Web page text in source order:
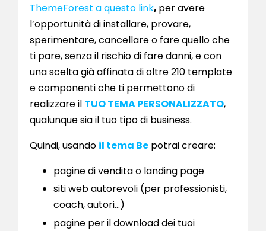
ThemeForest a questo link, per avere
l’opportunità di installare, provare,
sperimentare, cancellare o fare quello che
ti pare, senza il rischio di fare danni, e con
una scelta già affinata di oltre 210 template
e componenti che ti permettono di
realizzare il TUO TEMA PERSONALIZZATO,
qualunque sia il tuo tipo di business.
Quindi, usando il tema Be potrai creare:
pagine di vendita o landing page
siti web autorevoli (per professionisti,
coach, autori…)
pagine per il download dei tuoi